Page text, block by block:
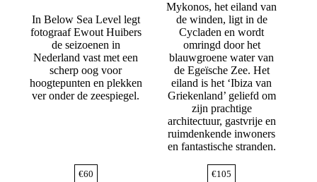
In Below Sea Level legt
fotograaf Ewout Huibers
de seizoenen in
Nederland vast met een
scherp oog voor
hoogtepunten en plekken
ver onder de zeespiegel.
€60
Mykonos, het eiland van
de winden, ligt in de
Cycladen en wordt
omringd door het
blauwgroene water van
de Egeïsche Zee. Het
eiland is het ‘Ibiza van
Griekenland’ geliefd om
zijn prachtige
architectuur, gastvrije en
ruimdenkende inwoners
en fantastische stranden.
€105